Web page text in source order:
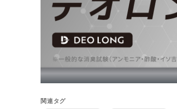
サッカー／フットサル
ゴルフ
スイム
MORELIA LS
WAVE RIDER
その他シリーズ
関連タグ